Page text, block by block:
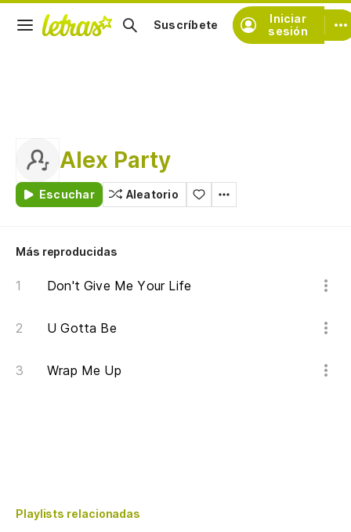
Iniciar
sesión
Suscríbete
Alex Party
Escuchar Aleatorio
Más reproducidas
Don't Give Me Your Life
U Gotta Be
Wrap Me Up
Playlists relacionadas